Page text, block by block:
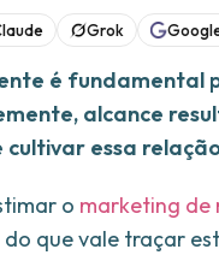
Grok
é fundamental
alcance
essa
o marketing de
que vale traçar